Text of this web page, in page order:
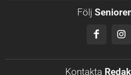
Följ
Kontakta